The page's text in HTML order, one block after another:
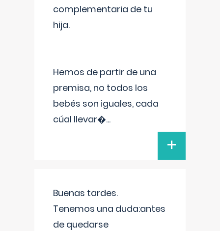
complementaria de tu
hija.
Hemos de partir de una
premisa, no todos los
bebés son iguales, cada
cúal llevar�...
+
Buenas tardes.
Tenemos una duda:antes
de quedarse